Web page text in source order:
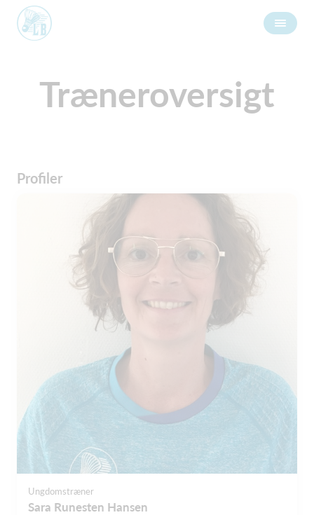
Træneroversigt
Profiler
Ungdomstræner
Sara Runesten Hansen